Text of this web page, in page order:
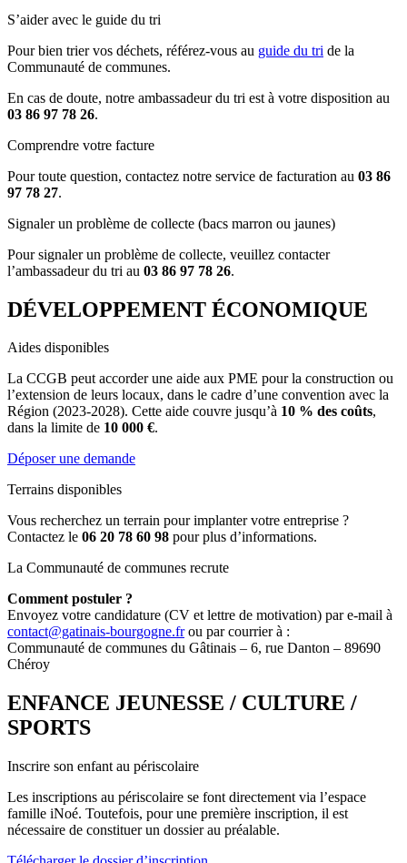
S’aider avec le guide du tri
Pour bien trier vos déchets, référez-vous au guide du tri de la
Communauté de communes.
En cas de doute, notre ambassadeur du tri est à votre disposition au
03 86 97 78 26.
Comprendre votre facture
Pour toute question, contactez notre service de facturation au 03 86
97 78 27.
Signaler un problème de collecte (bacs marron ou jaunes)
Pour signaler un problème de collecte, veuillez contacter
l’ambassadeur du tri au 03 86 97 78 26.
DÉVELOPPEMENT ÉCONOMIQUE
Aides disponibles
La CCGB peut accorder une aide aux PME pour la construction ou
l’extension de leurs locaux, dans le cadre d’une convention avec la
Région (2023-2028). Cette aide couvre jusqu’à 10 % des coûts,
dans la limite de 10 000 €.
Déposer une demande
Terrains disponibles
Vous recherchez un terrain pour implanter votre entreprise ?
Contactez le 06 20 78 60 98 pour plus d’informations.
La Communauté de communes recrute
Comment postuler ?
Envoyez votre candidature (CV et lettre de motivation) par e-mail à
contact@gatinais-bourgogne.frou par courrier à :
Communauté de communes du Gâtinais – 6, rue Danton – 89690
Chéroy
ENFANCE JEUNESSE / CULTURE /
SPORTS
Inscrire son enfant au périscolaire
Les inscriptions au périscolaire se font directement via l’espace
famille iNoé. Toutefois, pour une première inscription, il est
nécessaire de constituer un dossier au préalable.